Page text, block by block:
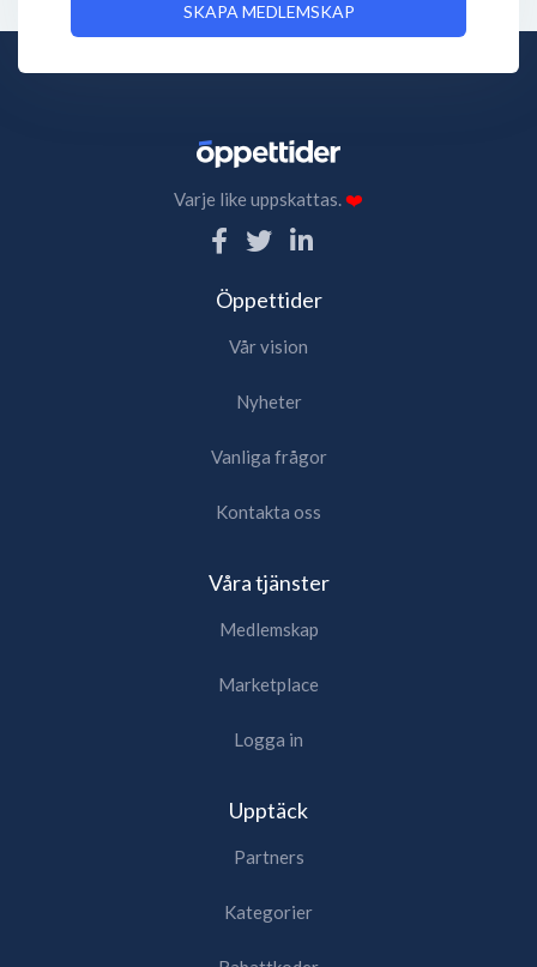
SKAPA MEDLEMSKAP
Varje like uppskattas.❤️
Öppettider
Vår vision
Nyheter
Vanliga frågor
Kontakta oss
Våra tjänster
Medlemskap
Marketplace
Logga in
Upptäck
Partners
Kategorier